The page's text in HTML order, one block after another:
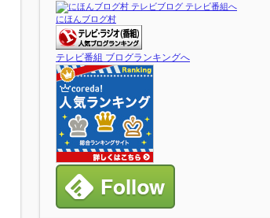
にほんブログ村
テレビ番組 ブログランキングへ